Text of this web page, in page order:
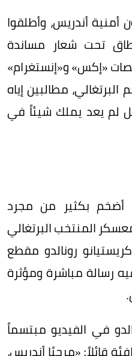
أندريس، وأطلقوا
تحت شعار مساندة
«إكس» و«إنستغرام»
مطالبين إياه
يعد يملك شيئاً في
أضخم بكثير من مجرد
المنتخب البرتغالي
رونالدو مقطع
رسالة مباشرة ومؤثرة
في الفيديو مبتسماً